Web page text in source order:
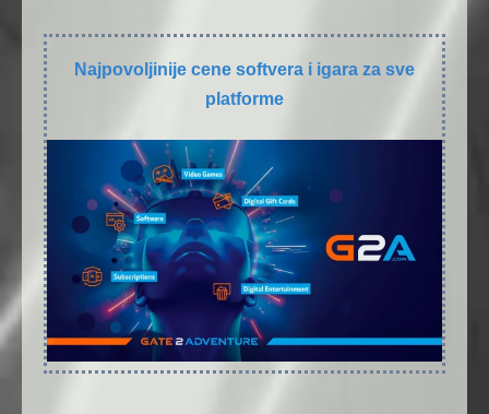
Najpovoljinije cene softvera i igara za sve
platforme